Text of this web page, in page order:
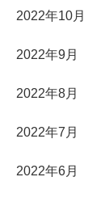
2022年10月
2022年9月
2022年8月
2022年7月
2022年6月